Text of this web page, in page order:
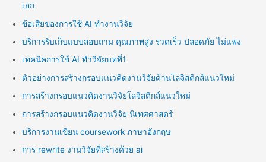
เอก
ข้อเสียของการใช้ AI ทำงานวิจัย
บริการรับเก็บแบบสอบถาม คุณภาพสูง รวดเร็ว ปลอดภัย ไม่แพง
เทคนิคการใช้ AI ทำวิจัยบทที่1
ตัวอย่างการสร้างกรอบแนวคิดงานวิจัยด้านโลจิสติกส์แนวใหม่
การสร้างกรอบแนวคิดงานวิจัยโลจิสติกส์แนวใหม่
การสร้างกรอบแนวคิดงานวิจัย นิเทศศาสตร์
บริการงานเขียน coursework ภาษาอังกฤษ
การ rewrite งานวิจัยที่สร้างด้วย ai